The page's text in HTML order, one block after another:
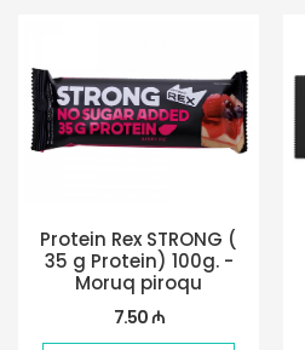
Protein Rex STRONG (
35 g Protein) 100g. -
Moruq piroqu
7.50 ₼